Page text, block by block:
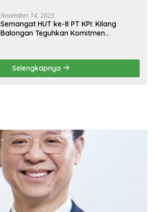
November 14, 2025
Semangat HUT ke-8 PT KPI: Kilang
Balongan Teguhkan Komitmen
Pendidikan
Selengkapnya